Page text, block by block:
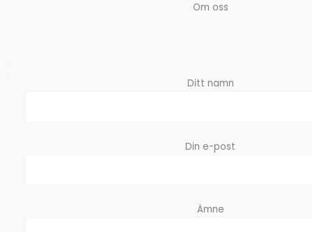
Om oss
Ditt namn
Din e-post
Ämne